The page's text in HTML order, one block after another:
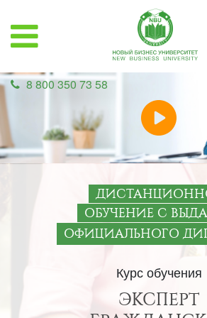
8 800 350 73 58
ОБУЧЕНИЕ С
ОФИЦИАЛЬНОГО
Курс обучения
ЭКСПЕРТ